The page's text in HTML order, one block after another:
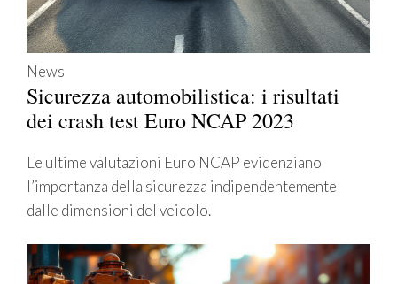
News
Sicurezza automobilistica: i risultati
dei crash test Euro NCAP 2023
Le ultime valutazioni Euro NCAP evidenziano
l’importanza della sicurezza indipendentemente
dalle dimensioni del veicolo.